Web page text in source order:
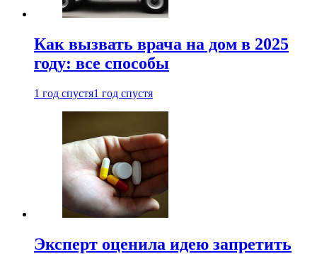
Как вызвать врача на дом в 2025
году: все способы
1 год спустя1 год спустя
Эксперт оценила идею запретить